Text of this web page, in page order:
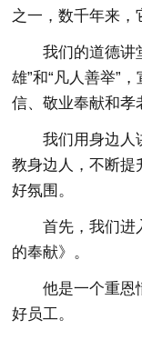
之一，数千年来，
我们的道德讲
雄”和“凡人善举”
信、敬业奉献和孝
我们用身边人
教身边人，不断提
好氛围。
首先，我们进
的奉献》。
他是一个重恩
好员工。